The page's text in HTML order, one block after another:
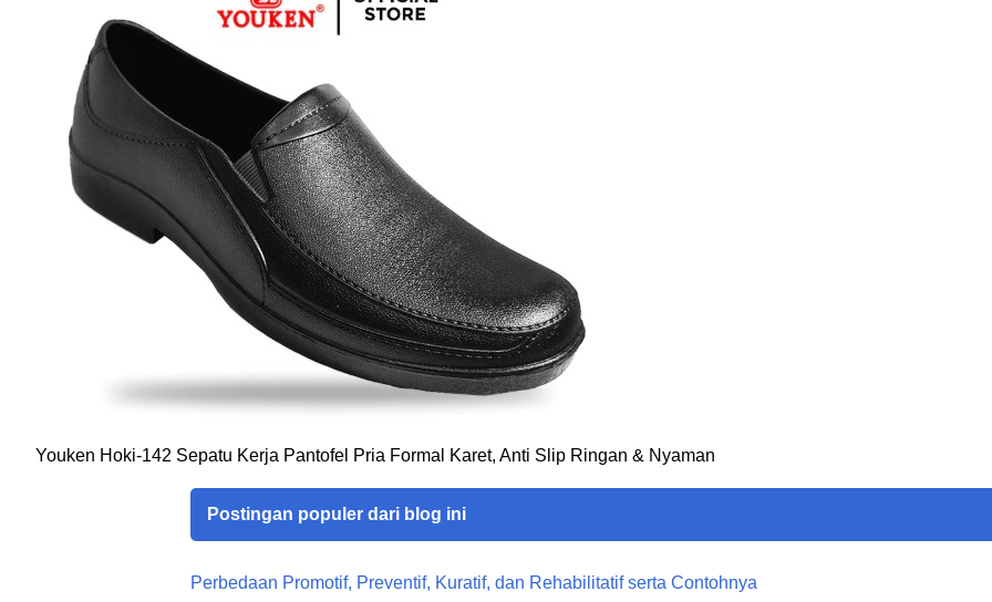
Youken Hoki-142 Sepatu Kerja Pantofel Pria Formal Karet, Anti Slip Ringan & Nyaman
Postingan populer dari blog ini
Perbedaan Promotif, Preventif, Kuratif, dan Rehabilitatif serta Contohnya